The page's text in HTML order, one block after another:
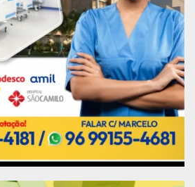
Divulgação PMM
vegetação nativa, também
com o meio ambiente,
agradável e integrado à
mais do que a simples
espaço público: é uma